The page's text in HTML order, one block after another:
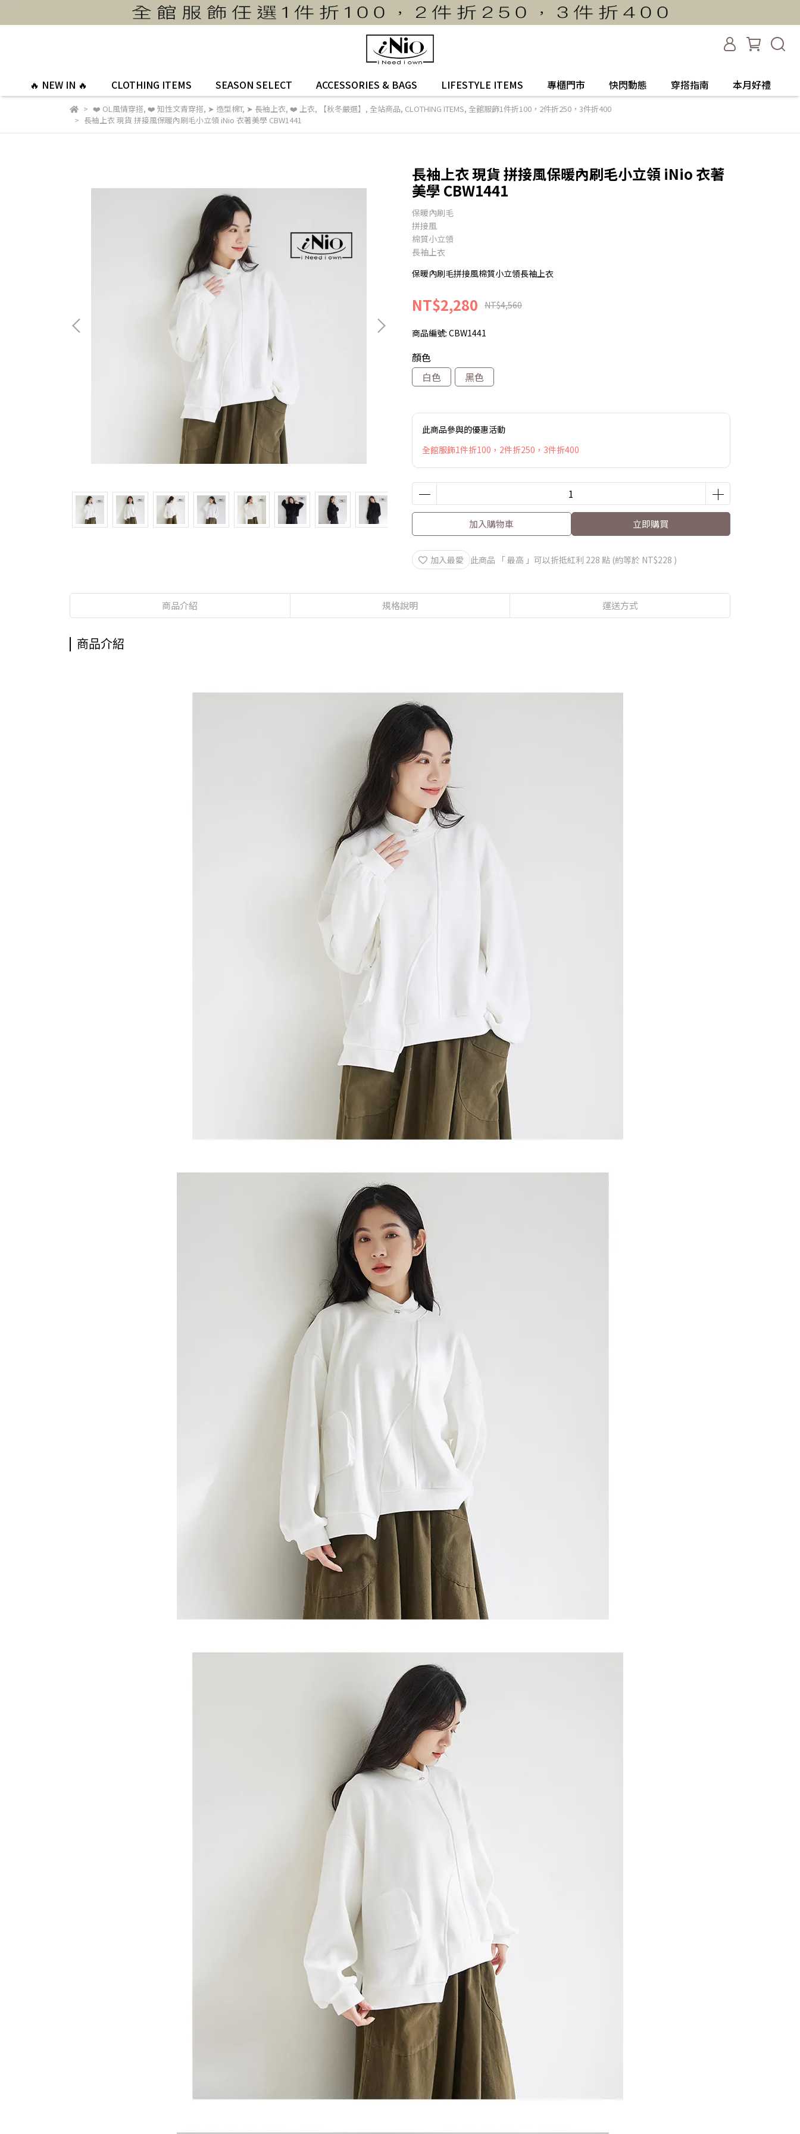
🔥 NEW IN 🔥 CLOTHING ITEMS SEASON SELECT ACCESSORIES & BAGS LIFESTYLE ITEMS 專櫃門市 快閃動態 穿搭指南 本月好禮
❤️ OL風情穿搭, ❤️ 知性文青穿搭, ➤ 造型棉T, ➤ 長袖上衣, ❤️ 上衣, 【秋冬嚴選】 , 全站商品, CLOTHING ITEMS, 全館服飾1件折100，2件折250，3件折400
長袖上衣 現貨 拼接風保暖內刷毛小立領 iNio 衣著美學 CBW1441
長袖上衣 現貨 拼接風保暖內刷毛小立領 iNio 衣著
美學 CBW1441
保暖內刷毛
拼接風
棉質小立領
長袖上衣
保暖內刷毛拼接風棉質小立領長袖上衣
NT$2,280 NT$4,560
商品編號: CBW1441
顏色
白色
黑色
此商品參與的優惠活動
全館服飾1件折100，2件折250，3件折400
加入購物車 立即購買
加入最愛 此商品 「 最高 」可以折抵紅利 228 點 (約等於 NT$228 )
商品介紹 規格說明 運送方式
商品介紹